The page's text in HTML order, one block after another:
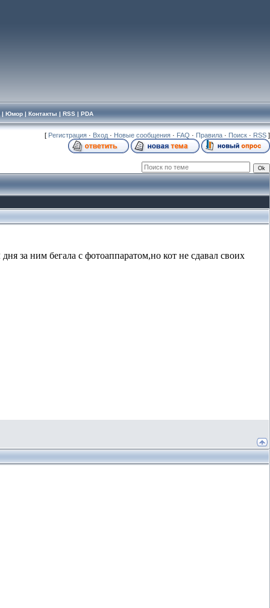
| Юмор| Контакты | RSS| PDA
[ Регистрация · Вход · Новые сообщения · FAQ · Правила · Поиск · RSS ]
за ним бегала с фотоаппаратом,но кот не сдавал своих